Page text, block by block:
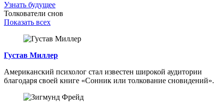
Узнать будущее
Толкователи снов
Показать всех
Густав Миллер
Американский психолог стал известен широкой аудитории
благодаря своей книге «Сонник или толкование сновидений».